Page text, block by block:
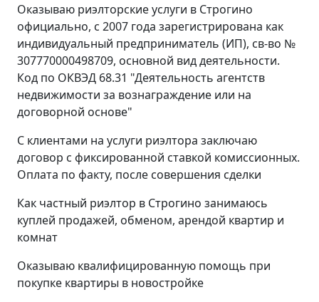
Оказываю риэлторские услуги в Строгино
официально, с 2007 года зарегистрирована как
индивидуальный предприниматель (ИП), св-во №
307770000498709, основной вид деятельности.
Код по ОКВЭД 68.31 "Деятельность агентств
недвижимости за вознаграждение или на
договорной основе"
С клиентами на услуги риэлтора заключаю
договор с фиксированной ставкой комиссионных.
Оплата по факту, после совершения сделки
Как частный риэлтор в Строгино занимаюсь
куплей продажей, обменом, арендой квартир и
комнат
Оказываю квалифицированную помощь при
покупке квартиры в новостройке